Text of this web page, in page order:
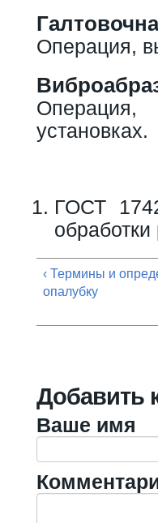
Операция,
установках.
ГОСТ
‹ Термины и
опалубку
Добавить
Ваше имя